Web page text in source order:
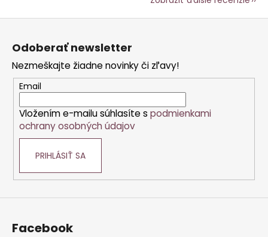
Z
Odoberať newsletter
Nezmeškajte žiadne novinky či zľavy!
Email
Vložením e-mailu súhlasíte s podmienkami
ochrany osobných údajov
PRIHLÁSIŤ SA
Facebook